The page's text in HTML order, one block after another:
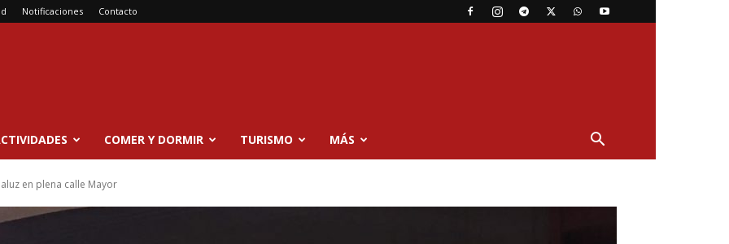
Notificaciones Contacto
COMER Y DORMIR TURISMO MÁS
en plena calle Mayor